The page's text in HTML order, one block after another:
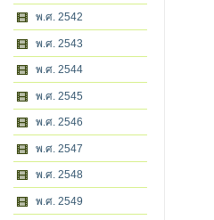
พ.ศ. 2542
พ.ศ. 2543
พ.ศ. 2544
พ.ศ. 2545
พ.ศ. 2546
พ.ศ. 2547
พ.ศ. 2548
พ.ศ. 2549